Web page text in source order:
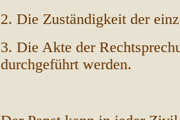
2. Die Zuständigkeit der
3. Die Akte der
durchgeführt werden.